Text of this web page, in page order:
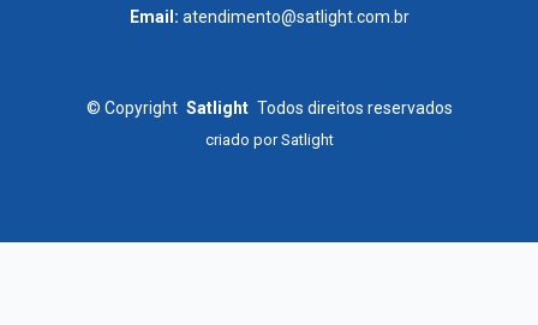
Email: atendimento@satlight.com.br
© Copyright Satlight Todos direitos reservados
criado porSatlight